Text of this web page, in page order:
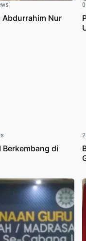
Nur
Berkembang di